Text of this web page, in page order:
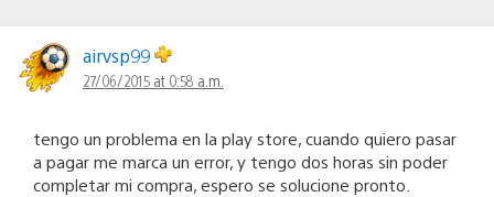
airvsp99
27/06/2015 at 0:58 a.m.
tengo un problema en la play store, cuando quiero pasar
a pagar me marca un error, y tengo dos horas sin poder
completar mi compra, espero se solucione pronto.